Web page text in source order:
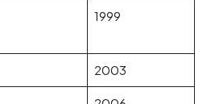
1999
2003